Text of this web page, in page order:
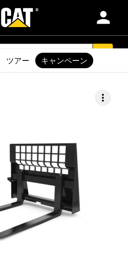
person
more_vert
ツアー キャンペーン